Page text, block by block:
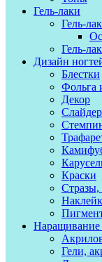
Гель-лаки
Гель-
Гель-
Дизайн
Блестки
Фольга
Декор
Краски
Наращивание
Гели,